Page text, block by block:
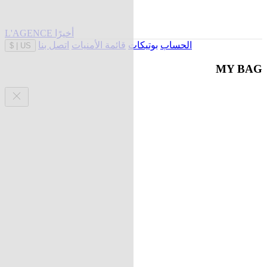
L'AGENCE أخيرًا
US
$ الحساب بوتيكات قائمة الأمنيات اتصل بنا
MY BAG